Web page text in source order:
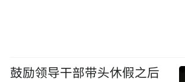
鼓励领导干部带头休假之后